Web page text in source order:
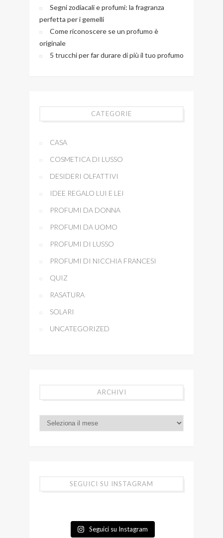
Segni zodiacali e profumi: la fragranza
perfetta per i gemelli
Come riconoscere se un profumo è
originale
5 trucchi per far durare di più il tuo profumo
CATEGORIE
CASA
COSMETICA DI LUSSO
DESIDERI OLFATTIVI
IDEE REGALO LUI E LEI
PROFUMI DA DONNA
PROFUMI DA UOMO
PROFUMI DI LUSSO
PROFUMI DI NICCHIA FRANCESI
QUIZ
RASATURA
SOLARI
UNCATEGORIZED
ARCHIVI
SEGUICI SU INSTAGRAM
Seguici su Instagram